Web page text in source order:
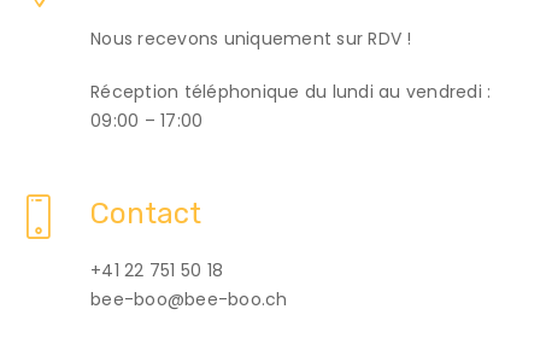
Nous recevons uniquement sur RDV !
Réception téléphonique du lundi au vendredi :
09:00 – 17:00
Contact
+41 22 751 50 18
bee-boo@bee-boo.ch